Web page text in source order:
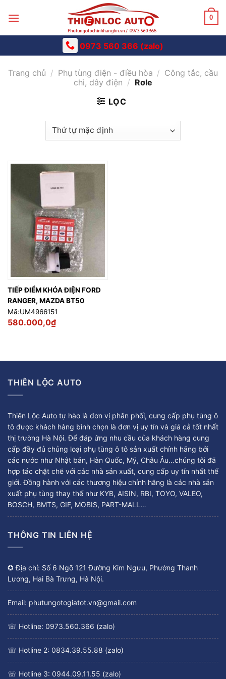
0
0973 560 366 (zalo)
Trang chủ / Phụ tùng điện - điều hòa / Công tắc, cầu
chì, dây điện / Rơle
LỌC
TIẾP ĐIỂM KHÓA ĐIỆN FORD
RANGER, MAZDA BT50
Mã:UM4966151
580.000,0₫
THIÊN LỘC AUTO
Thiên Lộc Auto tự hào là đơn vị phân phối, cung cấp phụ tùng ô
tô được khách hàng bình chọn là đơn vị uy tín và giá cả tốt nhất
thị trường Hà Nội. Để đáp ứng nhu cầu của khách hàng cung
cấp đầy đủ chủng loại phụ tùng ô tô sản xuất chính hãng bởi
các nước như Nhật bản, Hàn Quốc, Mỹ, Châu Âu…chúng tôi đã
hợp tác chặt chẽ với các nhà sản xuất, cung cấp uy tín nhất thế
giới. Đồng hành với các thương hiệu chính hãng là các nhà sản
xuất phụ tùng thay thế như KYB, AISIN, RBI, TOYO, VALEO,
BOSCH, BMTS, GIF, MOBIS, PART-MALL…
THÔNG TIN LIÊN HỆ
✪ Địa chỉ: Số 6 Ngõ 121 Đường Kim Ngưu, Phường Thanh
Lương, Hai Bà Trưng, Hà Nội.
Email: phutungotogiatot.vn@gmail.com
☏ Hotline: 0973.560.366 (zalo)
☏ Hotline 2: 0834.39.55.88 (zalo)
☏ Hotline 3: 0944.09.11.55 (zalo)